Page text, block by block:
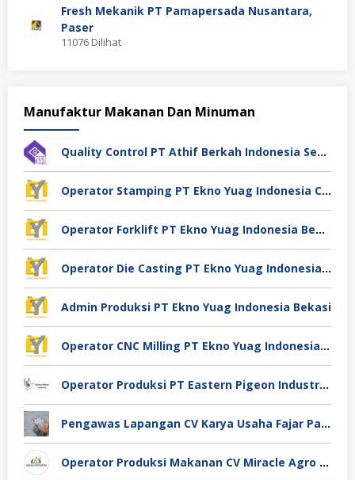
Fresh Mekanik PT Pamapersada Nusantara,
Paser
11076 Dilihat
Manufaktur Makanan Dan Minuman
Quality Control PT Athif Berkah Indonesia Semarang
Operator Stamping PT Ekno Yuag Indonesia Cikarang
Operator Forklift PT Ekno Yuag Indonesia Bekasi
Operator Die Casting PT Ekno Yuag Indonesia Bekasi
Admin Produksi PT Ekno Yuag Indonesia Bekasi
Operator CNC Milling PT Ekno Yuag Indonesia Bekasi
Operator Produksi PT Eastern Pigeon Industry Deli Serdang
Pengawas Lapangan CV Karya Usaha Fajar Pasuruan
Operator Produksi Makanan CV Miracle Agro Spices Sidoarjo